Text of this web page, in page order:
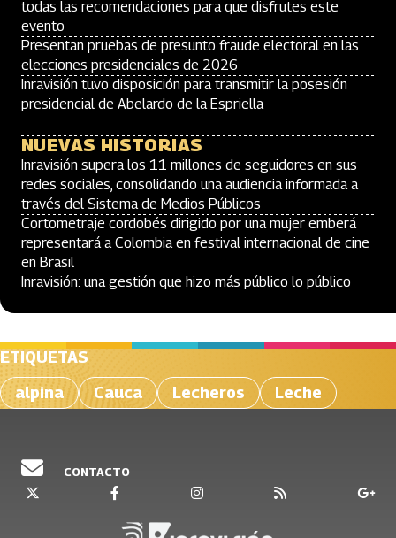
todas las recomendaciones para que disfrutes este
evento
Presentan pruebas de presunto fraude electoral en las
elecciones presidenciales de 2026
Inravisión tuvo disposición para transmitir la posesión
presidencial de Abelardo de la Espriella
NUEVAS HISTORIAS
Inravisión supera los 11 millones de seguidores en sus
redes sociales, consolidando una audiencia informada a
través del Sistema de Medios Públicos
Cortometraje cordobés dirigido por una mujer emberá
representará a Colombia en festival internacional de cine
en Brasil
Inravisión: una gestión que hizo más público lo público
ETIQUETAS
alpina
Cauca Lecheros Leche
CONTACTO